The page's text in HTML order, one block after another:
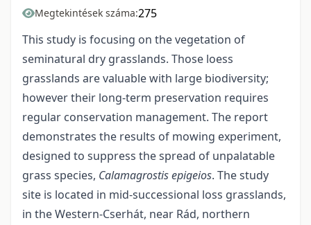
Megtekintések száma:275
This study is focusing on the vegetation of
seminatural dry grasslands. Those loess
grasslands are valuable with large biodiversity;
however their long-term preservation requires
regular conservation management. The report
demonstrates the results of mowing experiment,
designed to suppress the spread of unpalatable
grass species, Calamagrostis epigeios. The study
site is located in mid-successional loss grasslands,
in the Western-Cserhát, near Rád, northern